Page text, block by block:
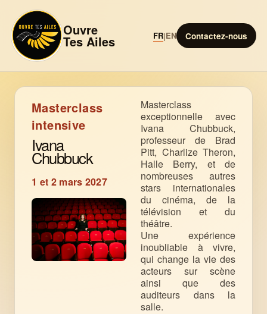
Ouvre
Tes Ailes FR|EN Contactez-nous
Masterclass
intensive
Ivana
Chubbuck
1 et 2 mars 2027
Masterclass
exceptionnelle avec
Ivana Chubbuck,
professeur de Brad
Pitt, Charlize Theron,
Halle Berry, et de
nombreuses autres
stars internationales
du cinéma, de la
télévision et du
théâtre.
Une expérience
inoubliable à vivre,
qui change la vie des
acteurs sur scène
ainsi que des
auditeurs dans la
salle.